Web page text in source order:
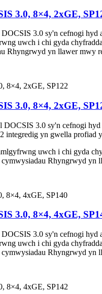
3.0, 8×4, 2xGE,
3.0 sy'n cefnogi
uwch i chi gyda
Rhyngrwyd yn llawer mwy
3.0, 8×4, 2xGE,
3.0 sy'n cefnogi
integredig yn gwella profiad
uwch i chi gyda
Rhyngrwyd yn
3.0, 8×4, 4xGE,
3.0 sy'n cefnogi
uwch i chi gyda
Rhyngrwyd yn